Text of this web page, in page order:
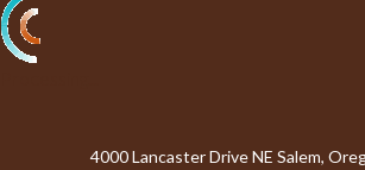
4000 Lancaster Drive NE Salem,